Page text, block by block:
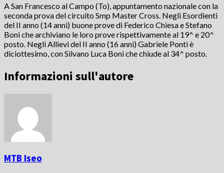
A San Francesco al Campo (To), appuntamento nazionale con la
seconda prova del circuito Smp Master Cross. Negli Esordienti
del II anno (14 anni) buone prove di Federico Chiesa e Stefano
Boni che archiviano le loro prove rispettivamente al 19^ e 20^
posto. Negli Allievi del II anno (16 anni) Gabriele Ponti è
diciottesimo, con Silvano Luca Boni che chiude al 34^ posto.
Informazioni sull'autore
MTB Iseo